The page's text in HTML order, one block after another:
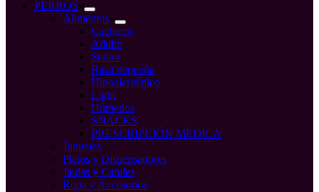
compraPERROS
Alimentos
Cachorro
Adulto
Senior
Raza pequeña
Hipoalergénico
Light
Húmedos
SNACKS
PRESCRIPCIÓN MÉDICA
Juguetes
Platos y Dispensadores
Jaulas y Caniles
Ropa y Accesorios